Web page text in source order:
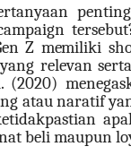
Z memiliki
relevan
(2020)
atau naratif
beli maupun